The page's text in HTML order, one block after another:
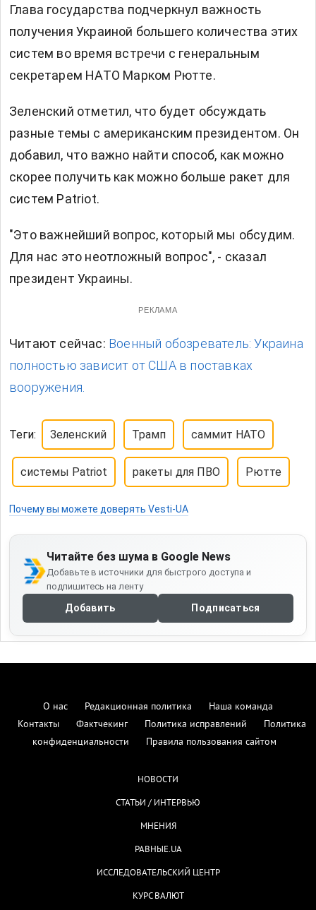
Глава государства подчеркнул важность
получения Украиной большего количества этих
систем во время встречи с генеральным
секретарем НАТО Марком Рютте.
Зеленский отметил, что будет обсуждать
разные темы с американским президентом. Он
добавил, что важно найти способ, как можно
скорее получить как можно больше ракет для
систем Patriot.
"Это важнейший вопрос, который мы обсудим.
Для нас это неотложный вопрос", - сказал
президент Украины.
РЕКЛАМА
Читают сейчас: Военный обозреватель: Украина
полностью зависит от США в поставках
вооружения.
Теги: Зеленский Трамп саммит НАТО
системы Patriot ракеты для ПВО Рютте
Почему вы можете доверять Vesti-UA
Читайте без шума в Google News
Добавьте в источники для быстрого доступа и
подпишитесь на ленту
Добавить Подписаться
О нас Редакционная политика
Наша команда
Контакты
Фактчекинг Политика исправлений
Политика
конфиденциальности
Правила пользования сайтом
НОВОСТИ
СТАТЬИ / ИНТЕРВЬЮ
МНЕНИЯ
РАВНЫЕ.UA
ИССЛЕДОВАТЕЛЬСКИЙ ЦЕНТР
КУРС ВАЛЮТ